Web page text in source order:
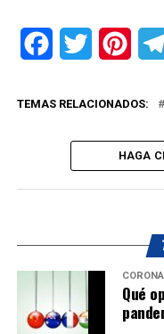
FacebookTwitter
TEMAS RELACIONADOS:
HAGA
Qué